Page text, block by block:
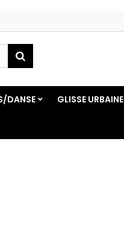
DANSE GLISSE URBAINE